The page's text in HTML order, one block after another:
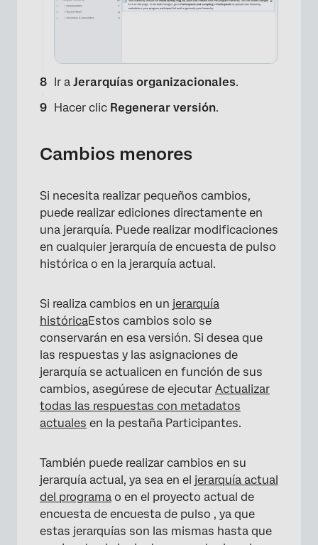
Ir a Jerarquías organizacionales.
Hacer clic Regenerar versión.
Cambios menores
Si necesita realizar pequeños cambios,
puede realizar ediciones directamente en
una jerarquía. Puede realizar modificaciones
en cualquier jerarquía de encuesta de pulso
histórica o en la jerarquía actual.
Si realiza cambios en un jerarquía
históricaEstos cambios solo se
conservarán en esa versión. Si desea que
las respuestas y las asignaciones de
jerarquía se actualicen en función de sus
cambios, asegúrese de ejecutar Actualizar
todas las respuestas con metadatos
actuales en la pestaña Participantes.
También puede realizar cambios en su
jerarquía actual, ya sea en el jerarquía actual
del programa o en el proyecto actual de
encuesta de encuesta de pulso , ya que
estas jerarquías son las mismas hasta que